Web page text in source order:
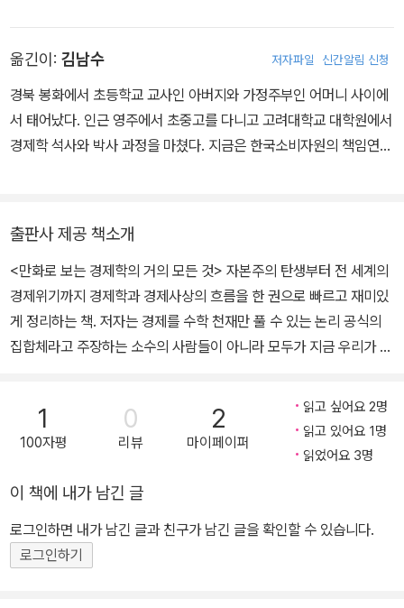
옮긴이: 김남수 저자파일 신간알림 신청
경북 봉화에서 초등학교 교사인 아버지와 가정주부인 어머니 사이에
서 태어났다. 인근 영주에서 초중고를 다니고 고려대학교 대학원에서
경제학 석사와 박사 과정을 마쳤다. 지금은 한국소비자원의 책임연구
출판사 제공 책소개
<만화로 보는 경제학의 거의 모든 것> 자본주의 탄생부터 전 세계의
경제위기까지 경제학과 경제사상의 흐름을 한 권으로 빠르고 재미있
게 정리하는 책. 저자는 경제를 수학 천재만 풀 수 있는 논리 공식의
집합체라고 주장하는 소수의 사람들이 아니라 모두가 지금 우리가 어
미스의 『국부론』부터 마르크스의 『자본론』, 케인스의 경제학까지 위
대한 경제학 고전들과 최근 경제학 책까지 섭렵한다. 자유시장 이론
부터 자본주의와 사회주의, 뉴딜정책, 월가의 금융시장까지 자본주의
연스레 독자가 세상에 대한 좀더 넓은 이해를 갖도록 해준다. <만화
로 보는 지상 최대의 철학 쑈> 미국도서관협회 선정 최고의 그래픽노
블. 그동안 딱딱한 교실에만 갇혀 있던 철학을 우리 삶 곁으로 끌어내
려 친숙하고 재미있게 다가갈 수 있도록 도와준다. 고대의 소크라테
1
100자평
0
리뷰
2
마이페이퍼
읽고 싶어요 2명
읽고 있어요 1명
읽었어요 3명
이 책에 내가 남긴 글
로그인하면 내가 남긴 글과 친구가 남긴 글을 확인할 수 있습니다.
로그인하기